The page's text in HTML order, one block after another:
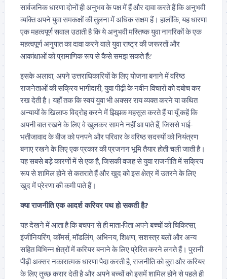
सार्वजनिक धारणा दोनों ही अनुभव के पक्ष में हैं और दावा करते हैं कि अनुभवी
व्यक्ति अपने युवा समकक्षों की तुलना में अधिक सक्षम हैं। हालाँकि, यह धारणा
एक महत्वपूर्ण सवाल उठाती है कि ये अनुभवी मस्तिष्क युवा नागरिकों के एक
महत्वपूर्ण अनुपात का दावा करने वाले युवा राष्ट्र की जरूरतों और
आकांक्षाओं को प्रामाणिक रूप से कैसे समझ सकते हैं?
इसके अलावा, अपने उत्तराधिकारियों के लिए योजना बनाने में वरिष्ठ
राजनेताओं की सक्रिय भागीदारी, युवा पीढ़ी के नवीन विचारों को दबोच कर
रख देती है। यहाँ तक ​​कि स्वयं युवा भी अक्सर राय व्यक्त करने या कथित
अन्यायों के खिलाफ विद्रोह करने में झिझक महसूस करते हैं या यूँ कहें कि
अपनी बात रखने के लिए वे खुलकर सामने नहीं आ पाते हैं, जिससे भाई-
भतीजावाद के बीज को पनपने और परिवार के वरिष्ठ सदस्यों को नियंत्रण
बनाए रखने के लिए एक प्रकार की प्रजनन भूमि तैयार होती चली जाती है।
यह सबसे बड़े कारणों में से एक है, जिसकी वजह से युवा राजनीति में सक्रिय
रूप से शामिल होने से कतराते हैं और खुद को इस क्षेत्र में उतरने के लिए
खुद में प्रेरणा की कमी पाते हैं।
क्या राजनीति एक आदर्श करियर पथ हो सकती है?
यह देखने में आता है कि बचपन से ही माता-पिता अपने बच्चों को चिकित्सा,
इंजीनियरिंग, कॉमर्स, मॉडलिंग, अभिनय, शिक्षण, सशस्त्र बलों और अन्य
सहित विभिन्न क्षेत्रों में करियर बनाने के लिए प्रेरित करने लगते हैं। पुरानी
पीढ़ी अक्सर नकारात्मक धारणा पैदा करती है, राजनीति को बुरा और करियर
के लिए तुच्छ करार देती है और अपने बच्चों को इसमें शामिल होने से पहले ही